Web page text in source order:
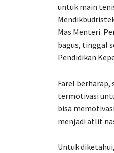
untuk main
Mas Menteri.
bagus, tinggal
Pendidikan
Farel berharap,
termotivasi
bisa
menjadi atlit
Untuk